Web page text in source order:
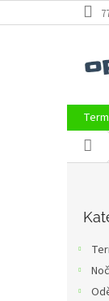
na